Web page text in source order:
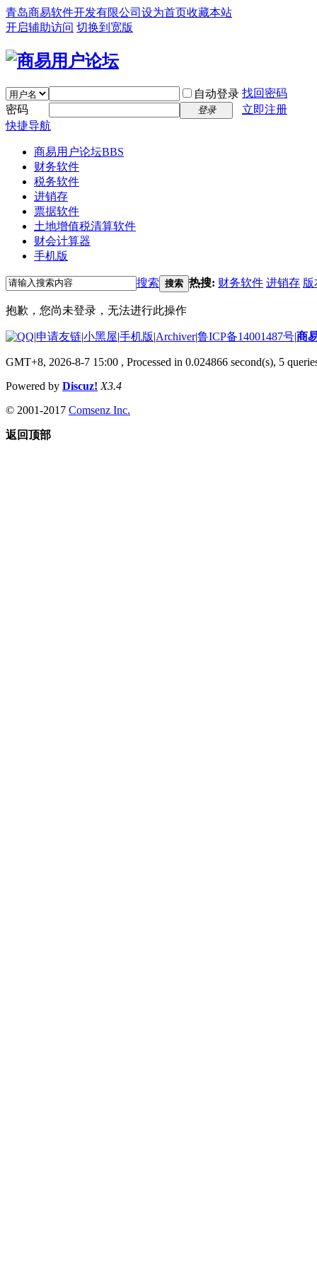
青岛商易软件开发有限公司 设为首页收藏本站
开启辅助访问 切换到宽版
自动登录 找回密码
密码
登录
立即注册
快捷导航
商易用户论坛BBS
财务软件
税务软件
进销存
票据软件
土地增值税清算软件
财会计算器
手机版
搜索 搜索 热搜: 财务软件 进销存 版
抱歉，您尚未登录，无法进行此操作
|申请友链|小黑屋|手机版|Archiver|鲁ICP备14001487号|商
GMT+8, 2026-8-7 15:00 , Processed in 0.024866 second(s), 5
Powered by Discuz! X3.4
© 2001-2017 Comsenz Inc.
返回顶部